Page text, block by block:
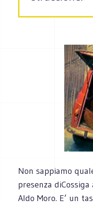
Non sappiamo
presenza
Aldo Moro. E’ un